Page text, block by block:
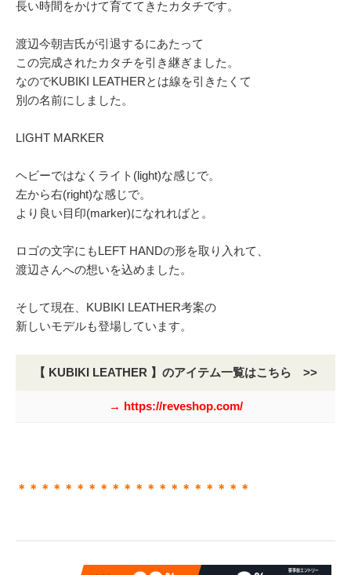
長い時間をかけて育ててきたカタチです。
渡辺今朝吉氏が引退するにあたって
この完成されたカタチを引き継ぎました。
なのでKUBIKI LEATHERとは線を引きたくて
別の名前にしました。
LIGHT MARKER
ヘビーではなくライト(light)な感じで。
左から右(right)な感じで。
より良い目印(marker)になれればと。
ロゴの文字にもLEFT HANDの形を取り入れて、
渡辺さんへの想いを込めました。
そして現在、KUBIKI LEATHER考案の
新しいモデルも登場しています。
【 KUBIKI LEATHER 】のアイテム一覧はこちら >>
→ https://reveshop.com/
＊＊＊＊＊＊＊＊＊＊＊＊＊＊＊＊＊＊＊＊